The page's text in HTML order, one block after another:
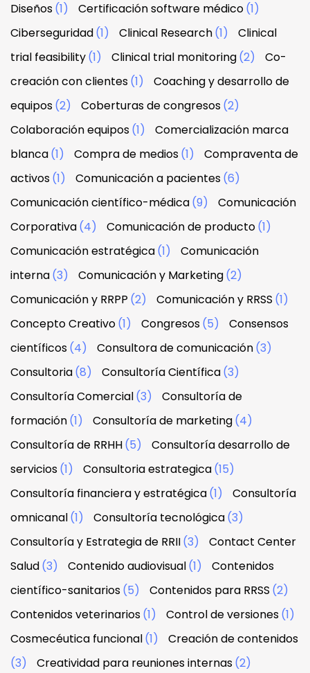
Diseños(1) Certificación software médico(1)
Ciberseguridad(1) Clinical Research(1)
Clinical
trial feasibility(1) Clinical trial monitoring(2)
Co-
creación con clientes(1)
Coaching y desarrollo de
equipos(2) Coberturas de congresos(2)
Colaboración equipos(1)
Comercialización marca
blanca(1) Compra de medios(1)
Compraventa de
activos(1) Comunicación a pacientes(6)
Comunicación científico-médica(9)
Comunicación
Corporativa(4) Comunicación de producto(1)
Comunicación estratégica(1)
Comunicación
interna(3) Comunicación y Marketing(2)
Comunicación y RRPP (2) Comunicación y RRSS (1)
Concepto Creativo(1) Congresos(5)
Consensos
científicos(4) Consultora de comunicación(3)
Consultoria(8) Consultoría Científica(3)
Consultoría Comercial(3)
Consultoría de
formación(1) Consultoría de marketing(4)
Consultoría de RRHH(5)
Consultoría desarrollo de
servicios(1) Consultoria estrategica(15)
Consultoría financiera y estratégica(1)
Consultoría
omnicanal(1) Consultoría tecnológica(3)
Consultoría y Estrategia de RRII(3)
Contact Center
Salud(3) Contenido audiovisual(1)
Contenidos
científico-sanitarios(5) Contenidos para RRSS (2)
Contenidos veterinarios(1) Control de versiones(1)
Cosmecéutica funcional(1)
Creación de contenidos
(3)
Creatividad para reuniones internas(2)